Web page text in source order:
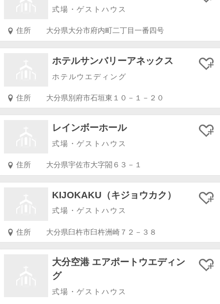
式場・ゲストハウス
住所 大分県大分市府内町二丁目一番四号
ホテルサンバリーアネックス
ホテルウエディング
住所 大分県別府市石垣東１０－１－２０
レインボーホール
式場・ゲストハウス
住所 大分県宇佐市大字閤６３－１
KIJOKAKU（キジョウカク）
式場・ゲストハウス
住所 大分県臼杵市臼杵洲崎７２－３８
大分空港 エアポートウエディン
グ
式場・ゲストハウス